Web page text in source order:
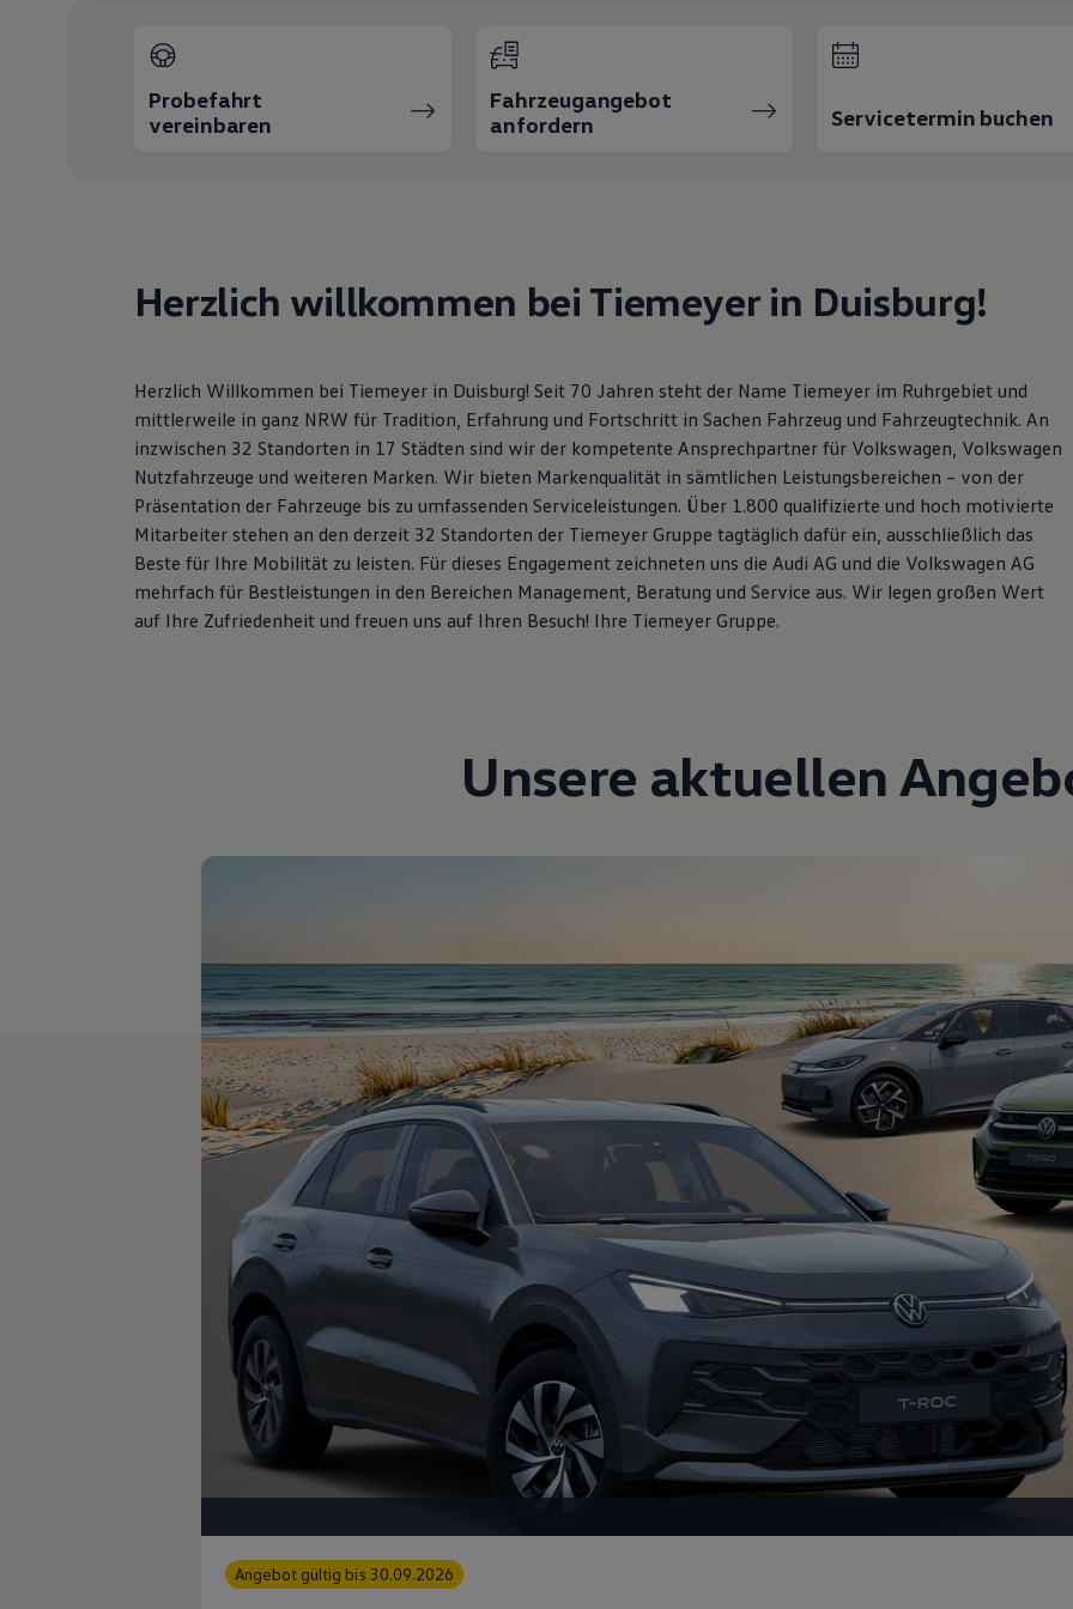
Digitale Extras
Schnittstellen zu Ihrem ID.
Hybridautos
Marke und Erlebnis
Volkswagen R und R Experience
Lifestyle Shop
T-Roc Kollektion
R-Kollektion
GTI Kollektion
Fußball Drop
we drive football
#wedriveproud
Besitzer und Service
myVolkswagen
Software Updates
Service und Ersatzteile
Inspektion und HU/AU
Reparaturen und Checks
Motorenöl und Flüssigkeiten
Individualisieren
Wallbox und Ladekabel
Handy und Fahrzeug verbinden
Updates für Software, Karten und Radio
Über Ihr Auto
Vorgängermodelle
Kundeninformationen
Volkswagen Kundenbetreuung
Warn- und Kontrollleuchten
Assistenzsysteme
Digitale Betriebsanleitung
Live Beratung
Elektromobilität
Volkswagen R
Pannen- und Unfallhilfe
Volkswagen Kundenbetreuung
Probefahrt
vereinbaren
Fahrzeugangebot
anfordern
Servicetermin buchen
Herzlich willkommen bei Tiemeyer in Duisburg!
Herzlich Willkommen bei Tiemeyer in Duisburg! Seit 70 Jahren steht der Name Tiemeyer im Ruhrgebiet und
mittlerweile in ganz NRW für Tradition, Erfahrung und Fortschritt in Sachen Fahrzeug und Fahrzeugtechnik. An
inzwischen 32 Standorten in 17 Städten sind wir der kompetente Ansprechpartner für Volkswagen, Volkswagen
Nutzfahrzeuge und weiteren Marken. Wir bieten Markenqualität in sämtlichen Leistungsbereichen – von der
Präsentation der Fahrzeuge bis zu umfassenden Serviceleistungen. Über 1.800 qualifizierte und hoch motivierte
Mitarbeiter stehen an den derzeit 32 Standorten der Tiemeyer Gruppe tagtäglich dafür ein, ausschließlich das
Beste für Ihre Mobilität zu leisten. Für dieses Engagement zeichneten uns die Audi AG und die Volkswagen AG
mehrfach für Bestleistungen in den Bereichen Management, Beratung und Service aus. Wir legen großen Wert
auf Ihre Zufriedenheit und freuen uns auf Ihren Besuch! Ihre Tiemeyer Gruppe.
Unsere aktuellen
Angebot gültig bis 30.09.2026